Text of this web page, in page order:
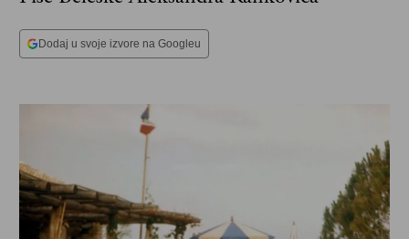
Dodaj u svoje izvore na Googleu